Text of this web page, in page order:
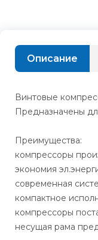
Описание
Винтовые
Предназначены
Преимущества:
компрессоры
экономия
современная
компактное
компрессоры
несущая рама